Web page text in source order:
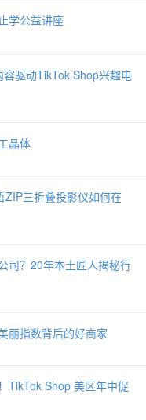
学公益讲座
驱动TikTok Shop兴趣电
晶体
ZIP三折叠投影仪如何在
司？20年本土匠人揭秘行
丽指数背后的好商家
TikTok Shop 美区年中促